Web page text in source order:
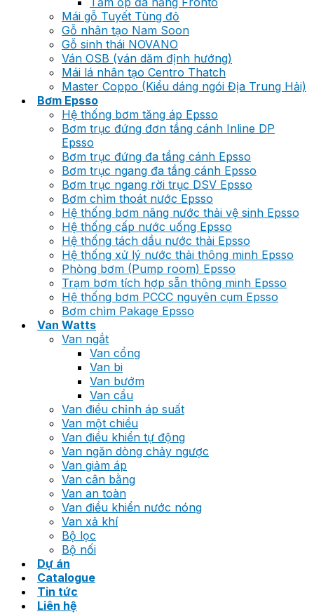
Mái gỗ Tuyết Tùng đỏ
Gỗ nhân tạo Nam Soon
Gỗ sinh thái NOVANO
Ván OSB (ván dăm định hướng)
Mái lá nhân tạo Centro Thatch
Master Coppo (Kiểu dáng ngói Địa Trung Hải)
Bơm Epsso
Hệ thống bơm tăng áp Epsso
Bơm trục đứng đơn tầng cánh Inline DP
Epsso
Bơm trục đứng đa tầng cánh Epsso
Bơm trục ngang đa tầng cánh Epsso
Bơm trục ngang rời trục DSV Epsso
Bơm chìm thoát nước Epsso
Hệ thống bơm nâng nước thải vệ sinh Epsso
Hệ thống cấp nước uống Epsso
Hệ thống tách dầu nước thải Epsso
Hệ thống xử lý nước thải thông minh Epsso
Phòng bơm (Pump room) Epsso
Trạm bơm tích hợp sẵn thông minh Epsso
Hệ thống bơm PCCC nguyên cụm Epsso
Bơm chìm Pakage Epsso
Van Watts
Van ngắt
Van cổng
Van bi
Van bướm
Van cầu
Van điều chỉnh áp suất
Van một chiều
Van điều khiển tự động
Van ngăn dòng chảy ngược
Van giảm áp
Van cân bằng
Van an toàn
Van điều khiển nước nóng
Van xả khí
Bộ lọc
Bộ nối
Dự án
Catalogue
Tin tức
Liên hệ